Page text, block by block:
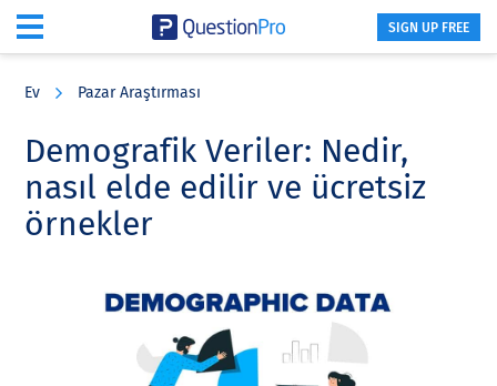
content
sidebar
SIGN UP FREE
Ev Pazar Araştırması
Demografik Veriler: Nedir,
nasıl elde edilir ve ücretsiz
örnekler